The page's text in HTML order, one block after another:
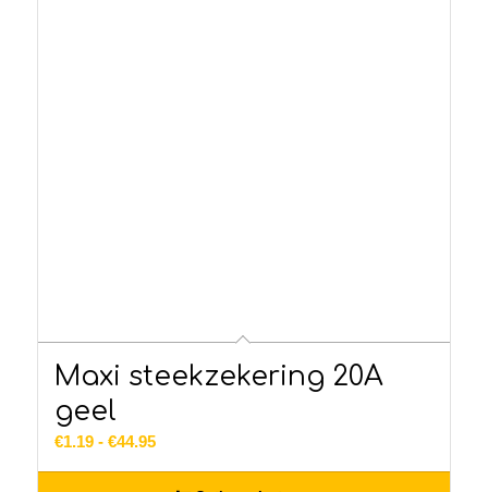
Maxi steekzekering 20A
geel
€1.19 - €44.95Prijsklasse: